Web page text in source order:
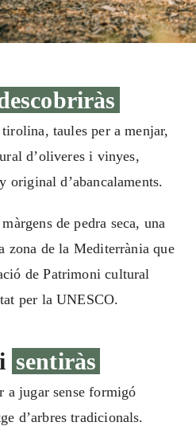
taules per a menjar,
d’oliveres i vinyes,
original d’abancalaments.
de pedra seca, una
zona de la Mediterrània que
de Patrimoni cultural
per la UNESCO.
sentiràs
a jugar sense formigó
d’arbres tradicionals.